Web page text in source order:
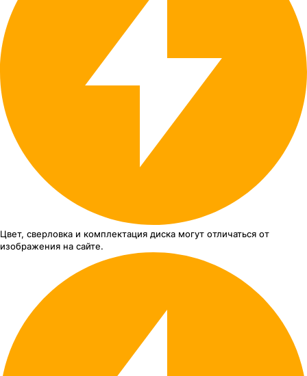
Цвет, сверловка и комплектация диска могут отличаться от
изображения на сайте.